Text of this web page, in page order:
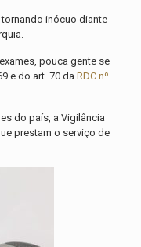
inócuo diante
pouca gente se
e do art. 70 da RDC nº.
do país, a Vigilância
prestam o serviço de